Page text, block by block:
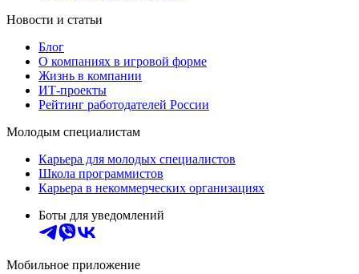
Новости и статьи
Блог
О компаниях в игровой форме
Жизнь в компании
ИТ-проекты
Рейтинг работодателей России
Молодым специалистам
Карьера для молодых специалистов
Школа программистов
Карьера в некоммерческих организациях
Боты для уведомлений
Мобильное приложение